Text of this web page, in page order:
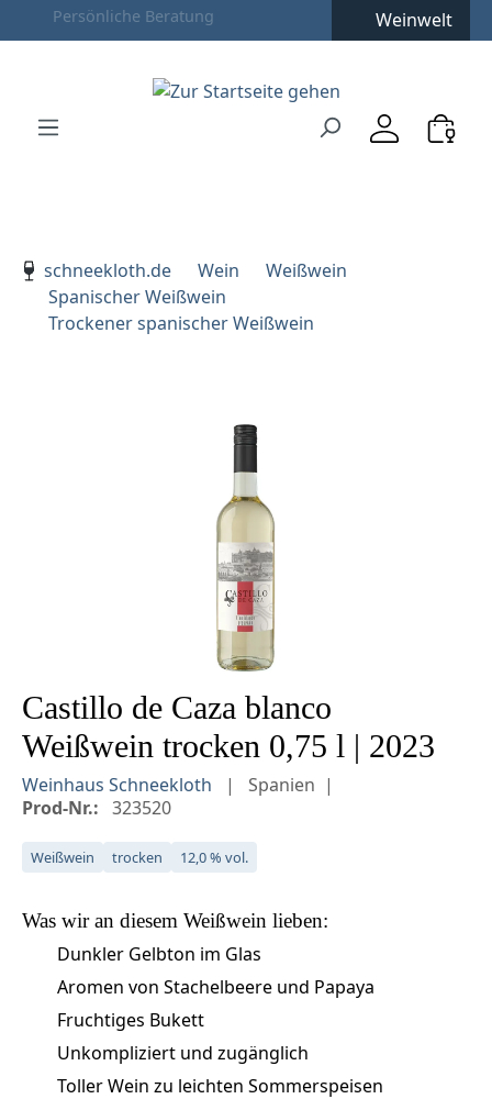
Zum Hauptinhalt springen
Zur Hauptnavigation springen
Weinwelt
schneekloth.de
Wein
Weißwein
Spanischer Weißwein
Trockener spanischer Weißwein
Bildergalerie überspringen
Castillo de Caza blanco
Weißwein trocken 0,75 l | 2023
Weinhaus Schneekloth
Spanien
Prod-Nr.: 323520
Weißwein trocken 12,0 % vol.
Was wir an diesem Weißwein lieben:
Dunkler Gelbton im Glas
Aromen von Stachelbeere und Papaya
Fruchtiges Bukett
Unkompliziert und zugänglich
Toller Wein zu leichten Sommerspeisen